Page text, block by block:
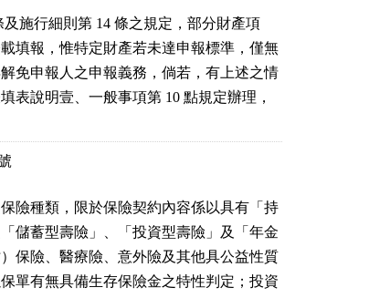
施行細則第 14 條之規定，部分財產項
填報，惟特定財產若未達申報標準，僅無
免申報人之申報義務，倘若，有上述之情
表說明壹、一般事項第 10 點規定辦理，
險種類，限於保險契約內容係以具有「持
儲蓄型壽險」、「投資型壽險」及「年金
保險、醫療險、意外險及其他具公益性質
單有無具備生存保險金之特性判定；投資